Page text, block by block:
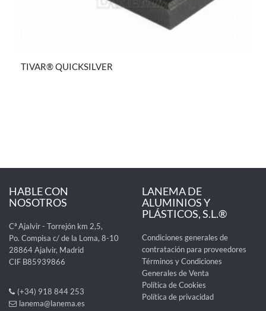
TIVAR® QUICKSILVER
HABLE CON
NOSOTROS
Cª Ajalvir - Torrejón km 2,5,
Po. Compisa c/ de la Loma, 8-10
28864 Ajalvir, Madrid
CIF B85939866
(+34) 918 844 253
lanema@lanema.es
LANEMA DE
ALUMINIOS Y
PLÁSTICOS, S.L.®
Condiciones generales de
contratación para proveedores
Términos y Condiciones
Generales de Venta
Política de Cookies
Política de privacidad